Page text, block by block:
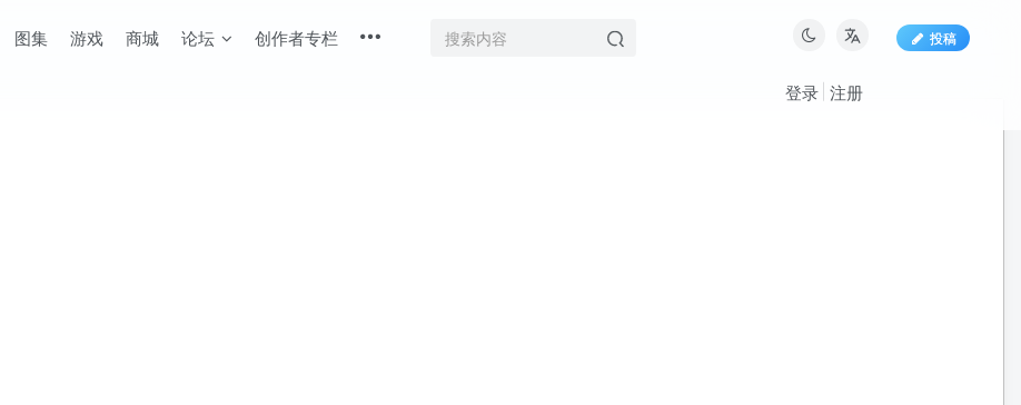
图集 游戏 商城 论坛 创作者专栏 投稿
登录 注册